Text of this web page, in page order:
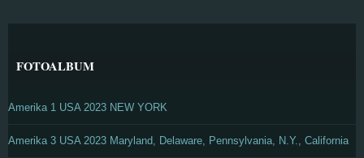
FOTOALBUM
Amerika 1 USA 2023 NEW YORK
Amerika 3 USA 2023 Maryland, Delaware, Pennsylvania, N.Y., California